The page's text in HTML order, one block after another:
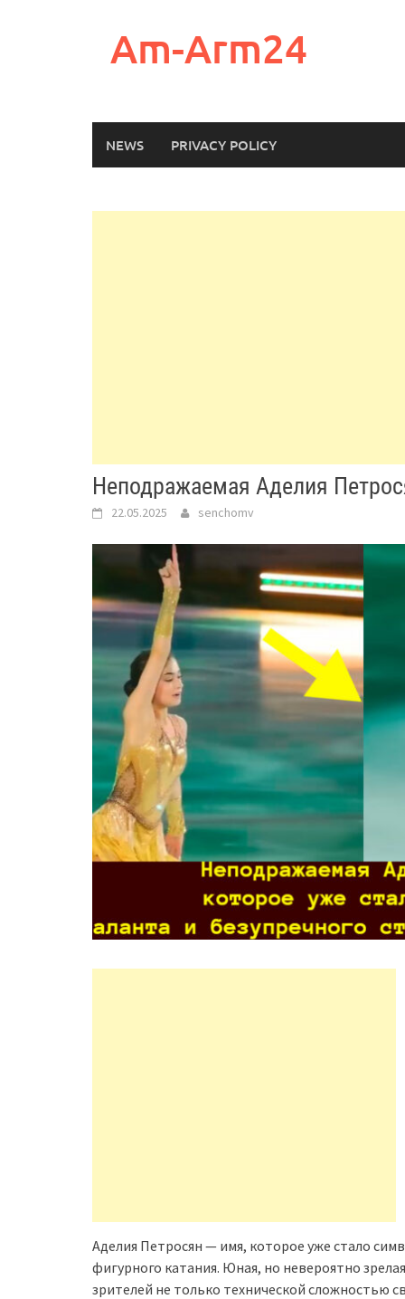
Am-Arm24
NEWS PRIVACY POLICY
Неподражаемая Аделия
22.05.2025 senchomv
Аделия Петросян — имя, которое уже стало
фигурного катания. Юная, но невероятно
зрителей не только технической сложностью